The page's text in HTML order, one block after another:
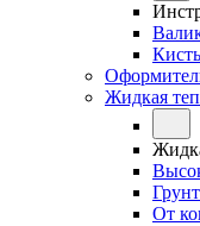
Кисть
Жидкая
От